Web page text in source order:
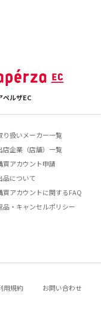
ペルザEC
り扱いメーカー一覧
店企業（店舗）一覧
買アカウント申請
品について
買アカウントに関するFAQ
品・キャンセルポリシー
用規約 お問い合わせ